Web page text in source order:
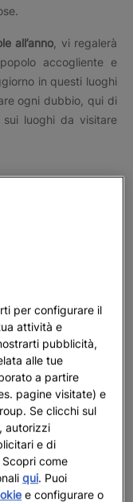
all’anno , vi regalerà
accogliente e
in questi luoghi
ogni dubbio, qui di
luoghi da visitare
per configurare il
attività e
pubblicità,
alle tue
a partire
pagine visitate) e
Se clicchi sul
autorizzi
e di
come
qui. Puoi
e configurare o